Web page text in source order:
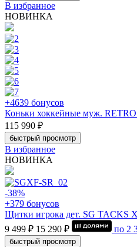
В избранное
НОВИНКА
+4639 бонусов
Коньки хоккейные муж.
115 990 ₽
быстрый просмотр
В избранное
НОВИНКА
-38%
+379 бонусов
Щитки игрока дет. SG TACKS
9 499 ₽ 15 290 ₽ по 2
быстрый просмотр